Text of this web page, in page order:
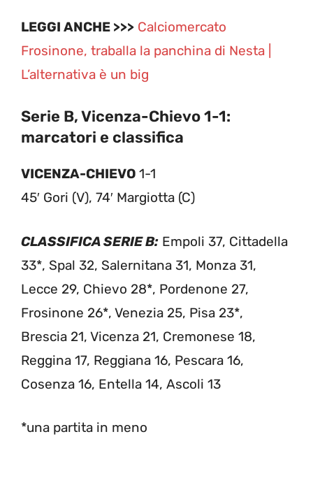
LEGGI ANCHE >>> Calciomercato
Frosinone, traballa la panchina di Nesta |
L’alternativa è un big
Serie B, Vicenza-Chievo 1-1:
marcatori e classifica
VICENZA-CHIEVO 1-1
45′ Gori (V), 74′ Margiotta (C)
CLASSIFICA SERIE B: Empoli 37, Cittadella
33*, Spal 32, Salernitana 31, Monza 31,
Lecce 29, Chievo 28*, Pordenone 27,
Frosinone 26*, Venezia 25, Pisa 23*,
Brescia 21, Vicenza 21, Cremonese 18,
Reggina 17, Reggiana 16, Pescara 16,
Cosenza 16, Entella 14, Ascoli 13
*una partita in meno